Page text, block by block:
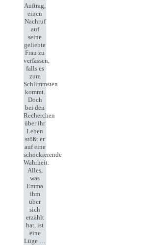
Auftrag,
einen
Nachruf
auf
seine
geliebte
Frau zu
verfassen,
falls es
zum
Schlimmsten
kommt.
Doch
bei den
Recherchen
über ihr
Leben
stößt er
auf eine
schockierende
Wahrheit:
Alles,
was
Emma
ihm
über
sich
erzählt
hat, ist
eine
Lüge …